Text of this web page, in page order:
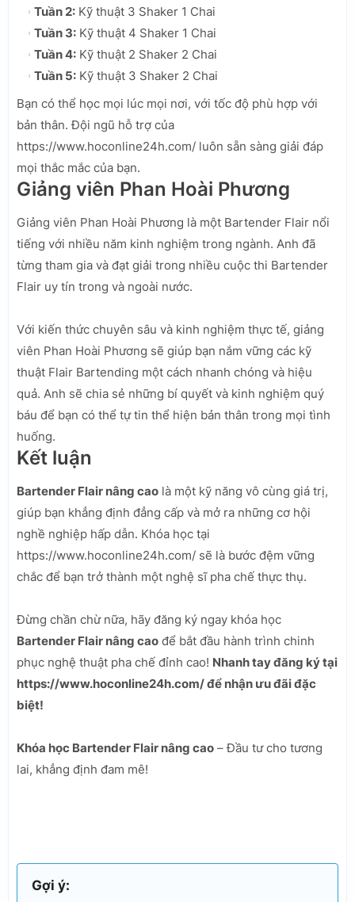
Tuần 2: Kỹ thuật 3 Shaker 1 Chai
Tuần 3: Kỹ thuật 4 Shaker 1 Chai
Tuần 4: Kỹ thuật 2 Shaker 2 Chai
Tuần 5: Kỹ thuật 3 Shaker 2 Chai
Bạn có thể học mọi lúc mọi nơi, với tốc độ phù hợp với
bản thân. Đội ngũ hỗ trợ của
https://www.hoconline24h.com/ luôn sẵn sàng giải đáp
mọi thắc mắc của bạn.
Giảng viên Phan Hoài Phương
Giảng viên Phan Hoài Phương là một Bartender Flair nổi
tiếng với nhiều năm kinh nghiệm trong ngành. Anh đã
từng tham gia và đạt giải trong nhiều cuộc thi Bartender
Flair uy tín trong và ngoài nước.
Với kiến thức chuyên sâu và kinh nghiệm thực tế, giảng
viên Phan Hoài Phương sẽ giúp bạn nắm vững các kỹ
thuật Flair Bartending một cách nhanh chóng và hiệu
quả. Anh sẽ chia sẻ những bí quyết và kinh nghiệm quý
báu để bạn có thể tự tin thể hiện bản thân trong mọi tình
huống.
Kết luận
Bartender Flair nâng cao là một kỹ năng vô cùng giá trị,
giúp bạn khẳng định đẳng cấp và mở ra những cơ hội
nghề nghiệp hấp dẫn. Khóa học tại
https://www.hoconline24h.com/ sẽ là bước đệm vững
chắc để bạn trở thành một nghệ sĩ pha chế thực thụ.
Đừng chần chừ nữa, hãy đăng ký ngay khóa học
Bartender Flair nâng cao để bắt đầu hành trình chinh
phục nghệ thuật pha chế đỉnh cao! Nhanh tay đăng ký tại
https://www.hoconline24h.com/ để nhận ưu đãi đặc
biệt!
Khóa học Bartender Flair nâng cao – Đầu tư cho tương
lai, khẳng định đam mê!
Gợi ý: